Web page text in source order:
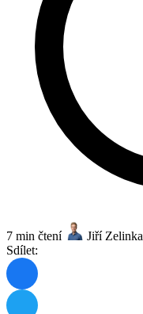
7 min čtení
Jiří Zelinka
Sdílet: